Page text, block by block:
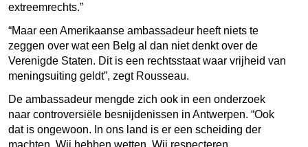
extreemrechts.”
“Maar een Amerikaanse ambassadeur heeft niets te
zeggen over wat een Belg al dan niet denkt over de
Verenigde Staten. Dit is een rechtsstaat waar vrijheid van
meningsuiting geldt”, zegt Rousseau.
De ambassadeur mengde zich ook in een onderzoek
naar controversiële besnijdenissen in Antwerpen. “Ook
dat is ongewoon. In ons land is er een scheiding der
machten. Wij hebben wetten. Wij respecteren